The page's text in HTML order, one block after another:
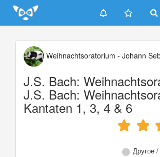
Update cookies preferences
Weihnachtsoratorium - Johann
J.S. Bach:
J.S. Bach:
Kantaten 1, 3, 4 & 6
Другое